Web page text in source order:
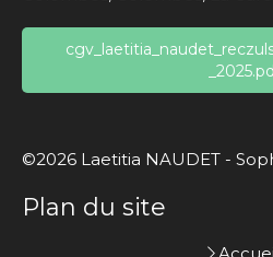
©2026 Laetitia NAUDET -
Plan du site